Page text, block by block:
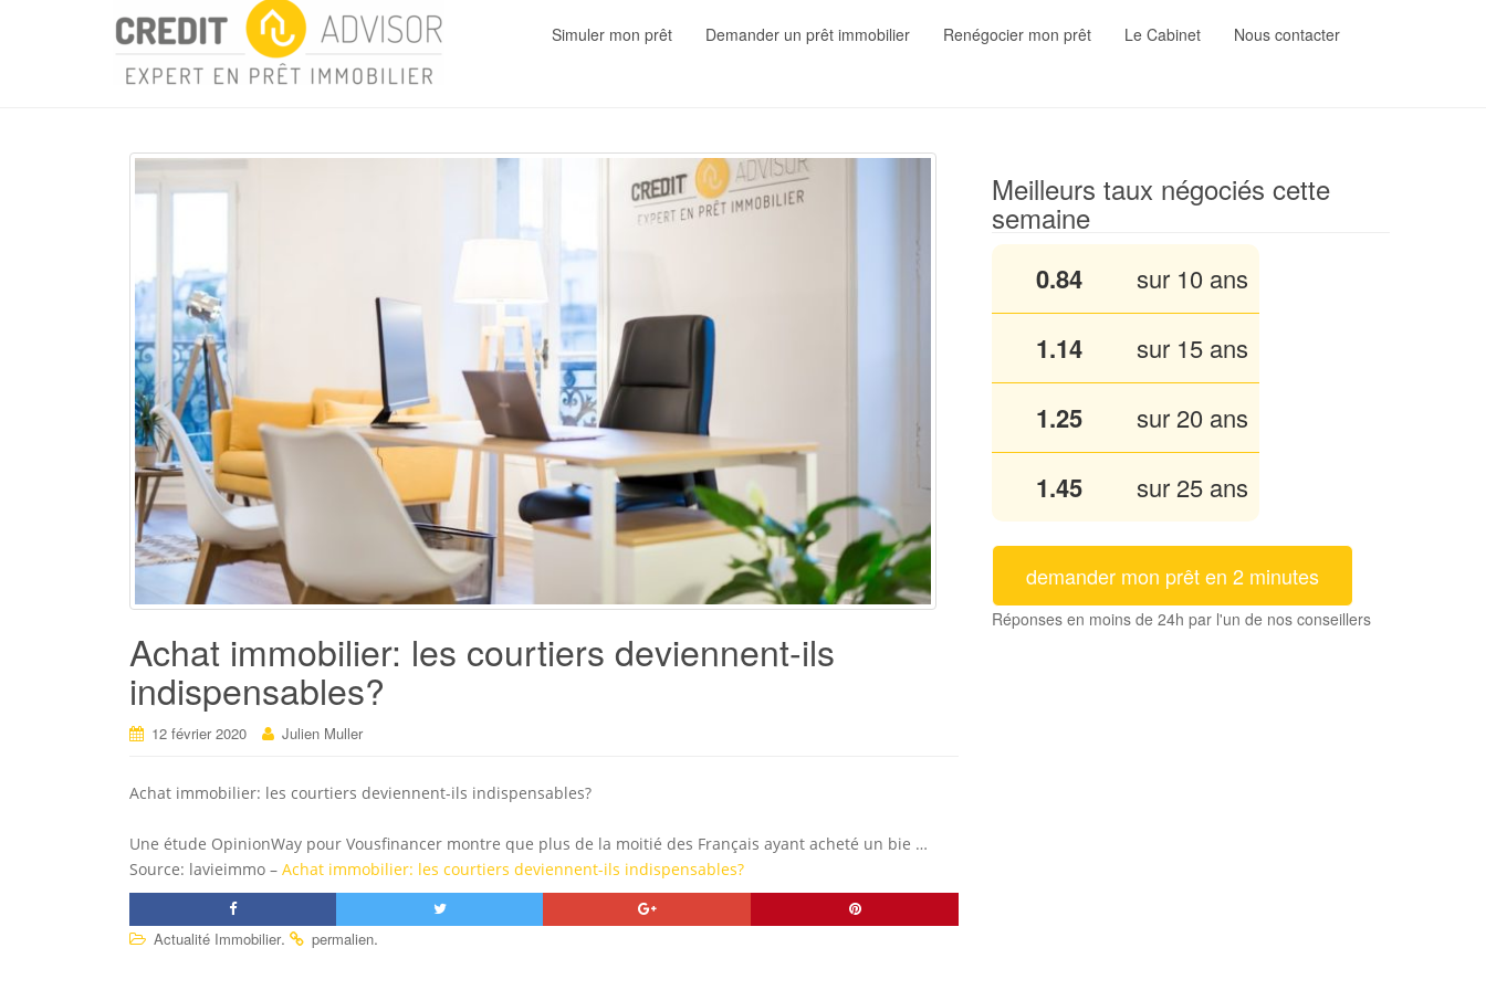
Simuler mon prêt Demander un prêt immobilier Renégocier mon prêt Le Cabinet Nous contacter
Achat immobilier: les courtiers deviennent-ils
indispensables?
12 février 2020 Julien Muller
Achat immobilier: les courtiers deviennent-ils indispensables?
Une étude OpinionWay pour Vousfinancer montre que plus de la moitié des Français ayant acheté un bie …
Source: lavieimmo – Achat immobilier: les courtiers deviennent-ils indispensables?
Actualité Immobilier. permalien.
Meilleurs taux négociés cette
semaine
0.84 sur 10 ans
1.13 sur 15 ans
1.25 sur 20 ans
1.45 sur 25 ans
demander mon prêt en 2 minutes
Réponses en moins de 24h par l'un de nos conseillers